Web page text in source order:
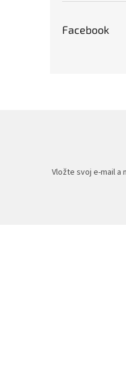
Facebook
Vložte svoj e-mail a